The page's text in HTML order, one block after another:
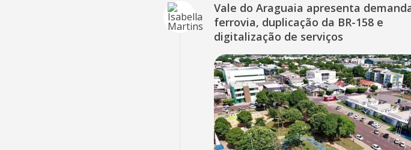
Vale do Araguaia apresenta
ferrovia, duplicação da BR-158 e
digitalização de serviços